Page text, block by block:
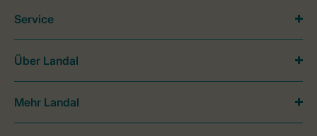
Service
Über Landal
Mehr Landal